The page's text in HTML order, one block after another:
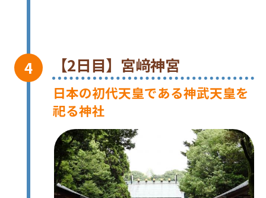
【2日目】宮﨑神宮
日本の初代天皇である神武天皇を
祀る神社